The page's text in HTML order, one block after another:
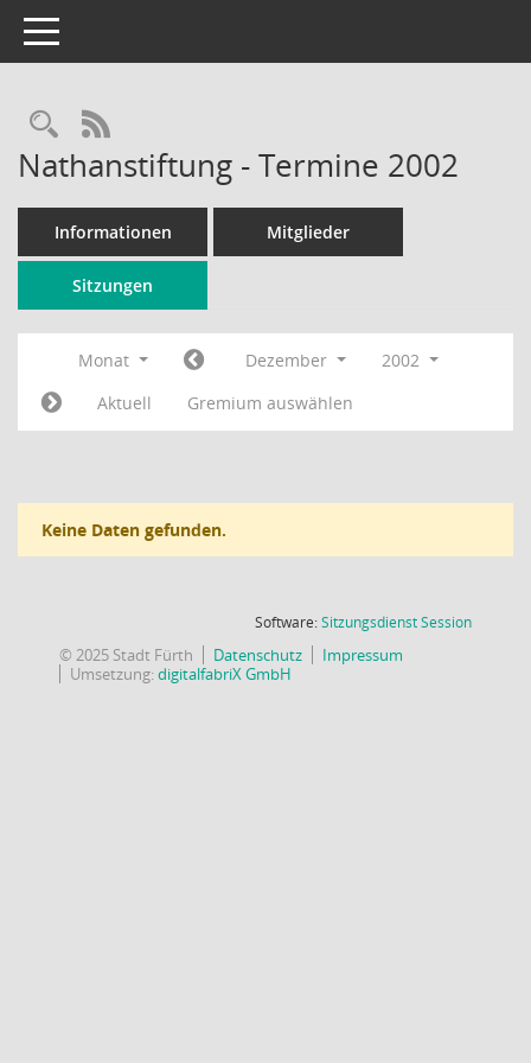
Toggle navigation
Rechercheauswahl
RSS-Feed
Nathanstiftung - Termine 2002
Informationen Mitglieder
Sitzungen
Monat Dezember
2002
Aktuell
Gremium auswählen
Keine Daten gefunden.
Software:SitzungsdienstSession(Wird in
© 2025 Stadt Fürth Datenschutz
Impressum
Umsetzung:digitalfabriX GmbH